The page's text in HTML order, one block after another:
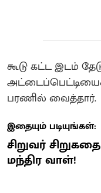
கூடு கட்ட இடம்
பரணில் வைத்தார்.
இதையும் படியுங்கள்:
சிறுவர்
மந்திர வாள்!